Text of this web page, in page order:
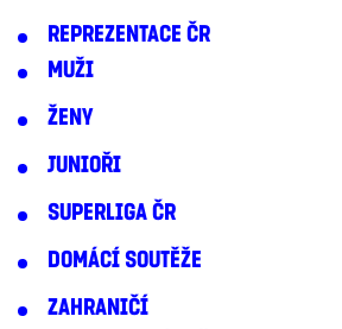
REPREZENTACE ČR
MUŽI
ŽENY
JUNIOŘI
SUPERLIGA ČR
DOMÁCÍ SOUTĚŽE
ZAHRANIČÍ